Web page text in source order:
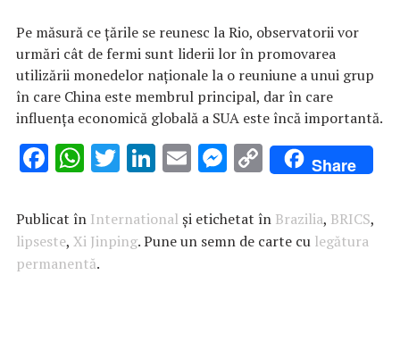
Pe măsură ce țările se reunesc la Rio, observatorii vor
urmări cât de fermi sunt liderii lor în promovarea
utilizării monedelor naționale la o reuniune a unui grup
în care China este membrul principal, dar în care
influența economică globală a SUA este încă importantă.
F
e
b
o
W
at
s
A
T
it
te
Li
k
e
E
ai
l
M
se
n
C
o
p
y
Share
Publicat în International și etichetat în Brazilia, BRICS,
lipseste, Xi Jinping. Pune un semn de carte cu legătura
permanentă.